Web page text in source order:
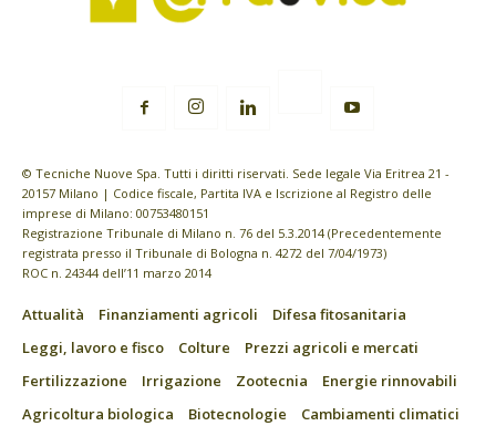
© Tecniche Nuove Spa. Tutti i diritti riservati. Sede legale Via Eritrea 21 -
20157 Milano | Codice fiscale, Partita IVA e Iscrizione al Registro delle
imprese di Milano: 00753480151
Registrazione Tribunale di Milano n. 76 del 5.3.2014 (Precedentemente
registrata presso il Tribunale di Bologna n. 4272 del 7/04/1973)
ROC n. 24344 dell’11 marzo 2014
Attualità Finanziamenti agricoli
Difesa fitosanitaria
Leggi, lavoro e fisco
Colture
Prezzi agricoli e mercati
Fertilizzazione
Irrigazione Zootecnia
Energie rinnovabili
Agricoltura biologica
Biotecnologie
Cambiamenti climatici